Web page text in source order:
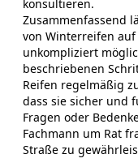
konsultieren.
Zusammenfassend
von Winterreifen
unkompliziert
beschriebenen
Reifen regelmäßig
dass sie sicher und
Fragen oder
Fachmann um Rat
Straße zu